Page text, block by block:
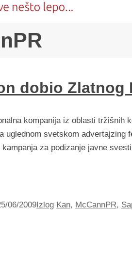
dobio Zlatnog
kompanija iz oblasti tržišnih
uglednom svetskom
za podizanje javne
06/2009Izlog Kan, McCannPR,